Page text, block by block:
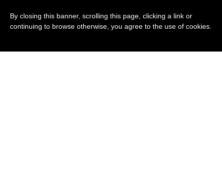
By closing this banner, scrolling this page, clicking a link or
continuing to browse otherwise, you agree to the use of cookies.